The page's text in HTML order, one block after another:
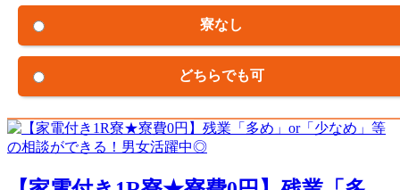
寮なし
どちらでも可